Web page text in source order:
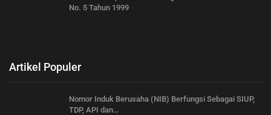
No. 5 Tahun 1999
Artikel Populer
Nomor Induk Berusaha (NIB) Berfungsi Sebagai SIUP,
TDP, API dan…